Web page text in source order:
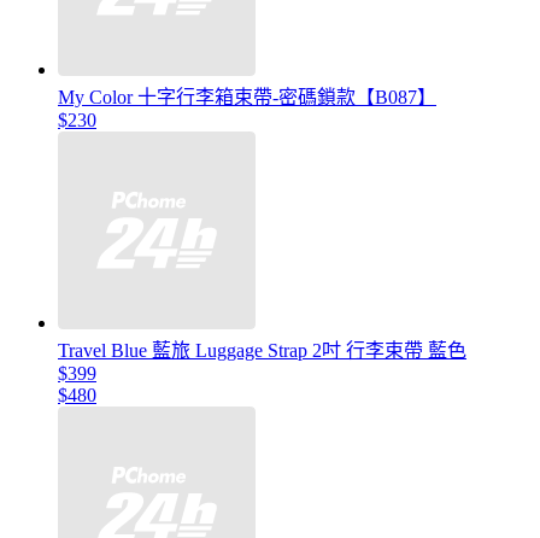
My Color 十字行李箱束帶-密碼鎖款【B087】
$230
Travel Blue 藍旅 Luggage Strap 2吋 行李束帶 藍色
$399
$480